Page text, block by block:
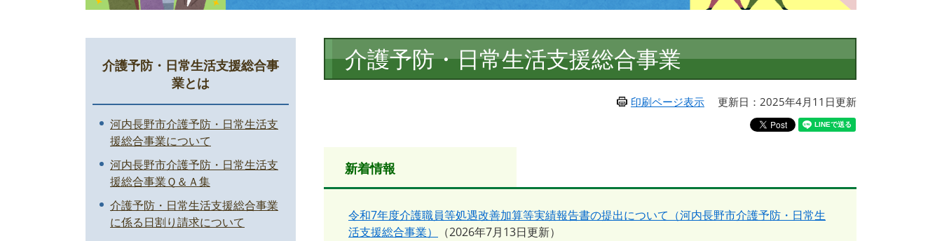
文
介護予防・日常生活支援総合事業
印刷ページ表示 更新日：2025年4月11日更新
新着情報
令和7年度介護職員等処遇改善加算等実績報告書の提出について（河内長野市介護予防・日常生
活支援総合事業）
2026年7月13日更新
介護予防・日常生活支援総合事
業とは
河内長野市介護予防・日常生活支
援総合事業について
河内長野市介護予防・日常生活支
援総合事業Ｑ＆Ａ集
介護予防・日常生活支援総合事業
に係る日割り請求について